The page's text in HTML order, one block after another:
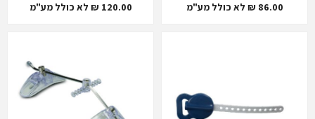
86.00 ₪ לא כולל מע"מ 120.00 ₪ לא כולל מע"מ